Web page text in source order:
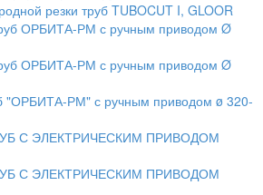
резки труб TUBOCUT I, GLOOR
"ОРБИТА-РМ" с ручным приводом ø 320-